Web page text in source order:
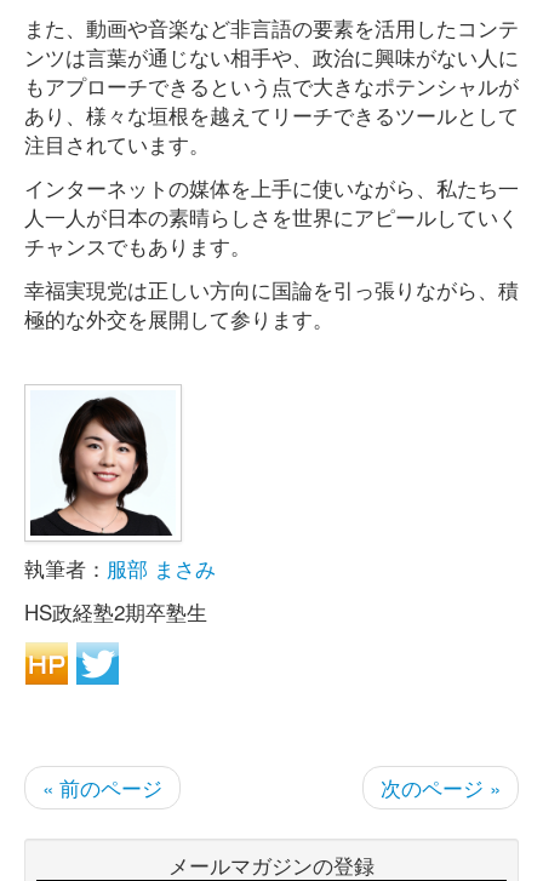
また、動画や音楽など非言語の要素を活用したコンテ
ンツは言葉が通じない相手や、政治に興味がない人に
もアプローチできるという点で大きなポテンシャルが
あり、様々な垣根を越えてリーチできるツールとして
注目されています。
インターネットの媒体を上手に使いながら、私たち一
人一人が日本の素晴らしさを世界にアピールしていく
チャンスでもあります。
幸福実現党は正しい方向に国論を引っ張りながら、積
極的な外交を展開して参ります。
執筆者： 服部 まさみ
HS政経塾2期卒塾生
« 前のページ 次のページ »
メールマガジンの登録